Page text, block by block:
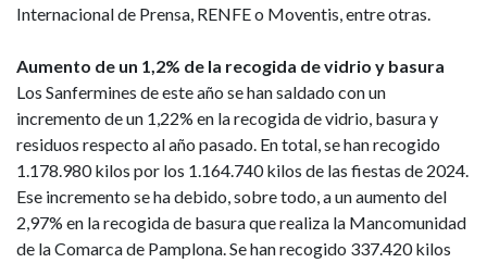
Internacional de Prensa, RENFE o Moventis, entre otras.
Aumento de un 1,2% de la recogida de vidrio y basura
Los Sanfermines de este año se han saldado con un
incremento de un 1,22% en la recogida de vidrio, basura y
residuos respecto al año pasado. En total, se han recogido
1.178.980 kilos por los 1.164.740 kilos de las fiestas de 2024.
Ese incremento se ha debido, sobre todo, a un aumento del
2,97% en la recogida de basura que realiza la Mancomunidad
de la Comarca de Pamplona. Se han recogido 337.420 kilos